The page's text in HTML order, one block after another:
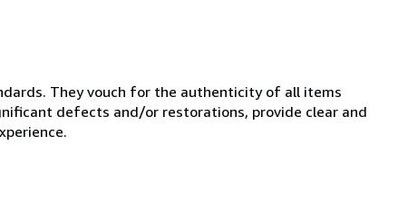
They vouch for the authenticity of all items
defects and/or restorations, provide clear and